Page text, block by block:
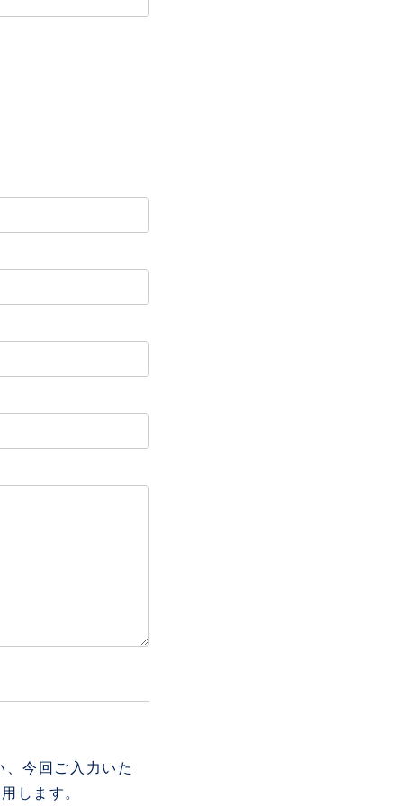
、今回ご入力いた
します。